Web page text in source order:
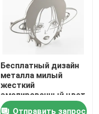
Бесплатный дизайн
металла милый
жесткий
эмалированный цвет
3D ремень запор
Отправить запрос